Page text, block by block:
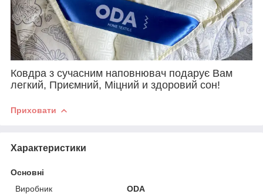
Ковдра з сучасним наповнювач подарує Вам
легкий, Приємний, Міцний и здоровий сон!
Приховати
Характеристики
Основні
Виробник
ODA